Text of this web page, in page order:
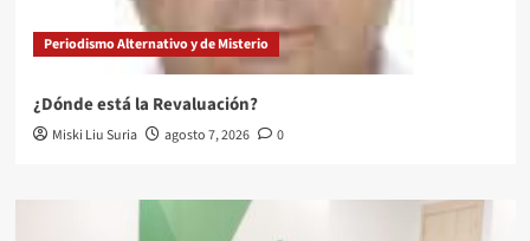
Periodismo Alternativo y de Misterio
¿Dónde está la Revaluación?
Miski Liu Suria agosto 7, 2026 0